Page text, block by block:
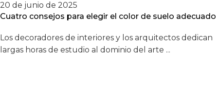
20 de junio de 2025
Cuatro consejos para elegir el color de suelo adecuado
Los decoradores de interiores y los arquitectos dedican
largas horas de estudio al dominio del arte ...